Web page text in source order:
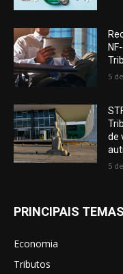
5
de
5
PRINCIPAIS TEMAS
Economia
Tributos